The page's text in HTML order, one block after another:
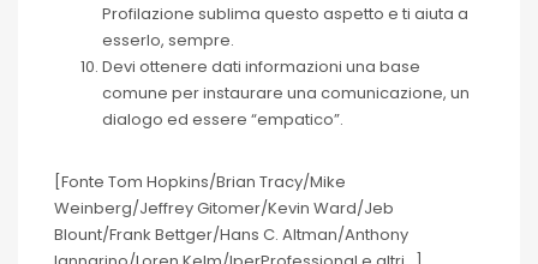
Profilazione sublima questo aspetto e ti aiuta a
esserlo, sempre.
Devi ottenere dati informazioni una base
comune per instaurare una comunicazione, un
dialogo ed essere “empatico”.
[Fonte Tom Hopkins/Brian Tracy/Mike
Weinberg/Jeffrey Gitomer/Kevin Ward/Jeb
Blount/Frank Bettger/Hans C. Altman/Anthony